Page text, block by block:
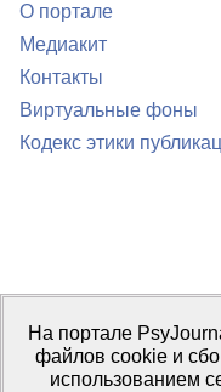
О портале
Медиакит
Контакты
Виртуальные фоны
Кодекс этики
Портал психологических
Правила использования
Свидетельство
На портале
файлов cookie и
использованием